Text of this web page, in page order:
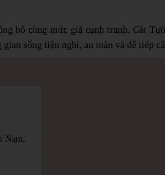
bộ cùng mức giá cạnh tranh, Cát
sống tiện nghi, an toàn và dễ tiếp
Nam,